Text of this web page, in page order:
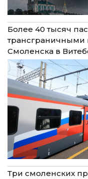
Более 40 тысяч
Смоленска в
Три смоленских